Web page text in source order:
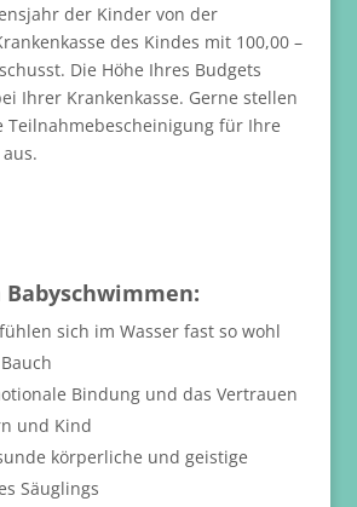
der Kinder von der
des Kindes mit 100,00 –
Die Höhe Ihres Budgets
Ihrer Krankenkasse. Gerne stellen
Teilnahmebescheinigung für Ihre
sich im Wasser fast so wohl
Bindung und das Vertrauen
und Kind
körperliche und geistige
Säuglings